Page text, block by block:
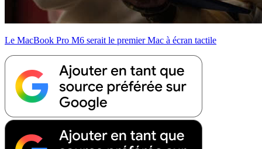
Le MacBook Pro M6 serait le premier Mac à écran tactile